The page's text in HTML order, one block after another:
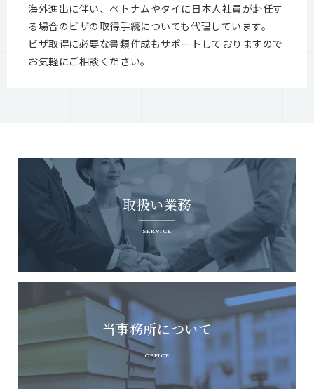
海外進出に伴い、ベトナムやタイに⽇本⼈社員が赴任す
る場合のビザの取得⼿続についても代理しています。
ビザ取得に必要な書類作成もサポートしておりますので
お気軽にご相談ください。
取扱い業務
SERVICE
当事務所について
OFFICE